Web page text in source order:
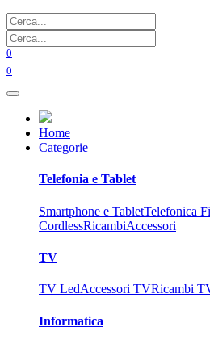
0
0
Home
Categorie
Telefonia e Tablet
Smartphone e TabletTelefonica
CordlessRicambiAccessori
TV
TV LedAccessori TVRicambi
Informatica